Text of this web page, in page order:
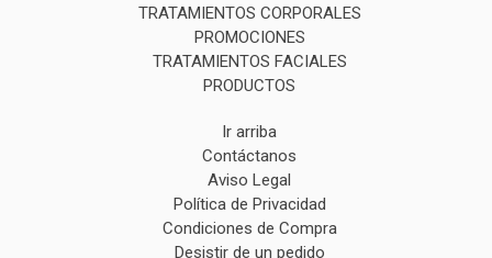
TRATAMIENTOS CORPORALES
PROMOCIONES
TRATAMIENTOS FACIALES
PRODUCTOS
Ir arriba
Contáctanos
Aviso Legal
Política de Privacidad
Condiciones de Compra
Desistir de un pedido